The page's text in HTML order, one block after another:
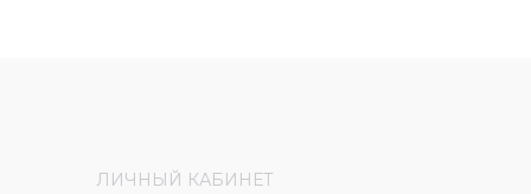
ЛИЧНЫЙ КАБИНЕТ